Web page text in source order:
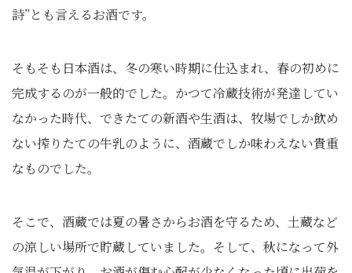
詩”とも言えるお酒です。
そもそも日本酒は、冬の寒い時期に仕込まれ、春の初めに
完成するのが一般的でした。かつて冷蔵技術が発達してい
なかった時代、できたての新酒や生酒は、牧場でしか飲め
ない搾りたての牛乳のように、酒蔵でしか味わえない貴重
なものでした。
そこで、酒蔵では夏の暑さからお酒を守るため、土蔵など
の涼しい場所で貯蔵していました。そして、秋になって外